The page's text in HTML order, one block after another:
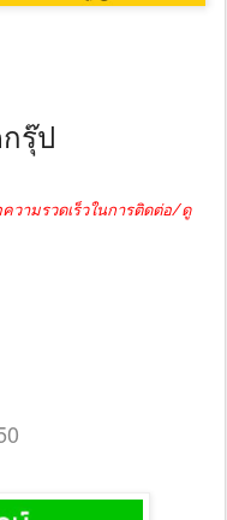
รุ๊ป
วามรวดเร็วในการติดต่อ/ดู